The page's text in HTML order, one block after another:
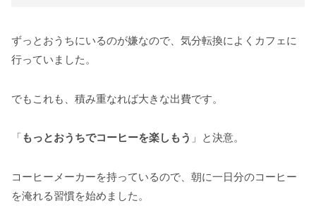
ずっとおうちにいるのが嫌なので、気分転換によくカフェに
行っていました。
でもこれも、積み重なれば大きな出費です。
「もっとおうちでコーヒーを楽しもう 」と決意。
コーヒーメーカーを持っているので、朝に一日分のコーヒー
を淹れる習慣を始めました。